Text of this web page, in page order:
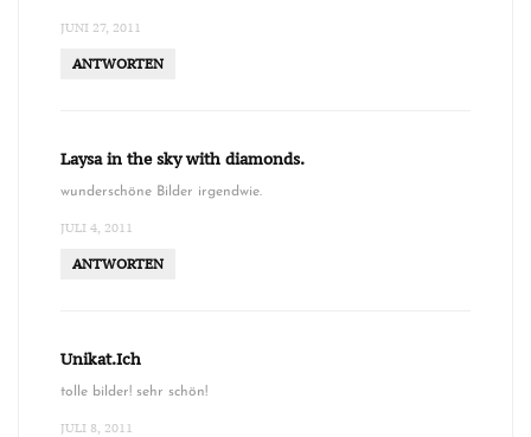
JUNI 27, 2011
ANTWORTEN
Laysa in the sky with diamonds.
wunderschöne Bilder irgendwie.
JULI 4, 2011
ANTWORTEN
Unikat.Ich
tolle bilder! sehr schön!
JULI 8, 2011